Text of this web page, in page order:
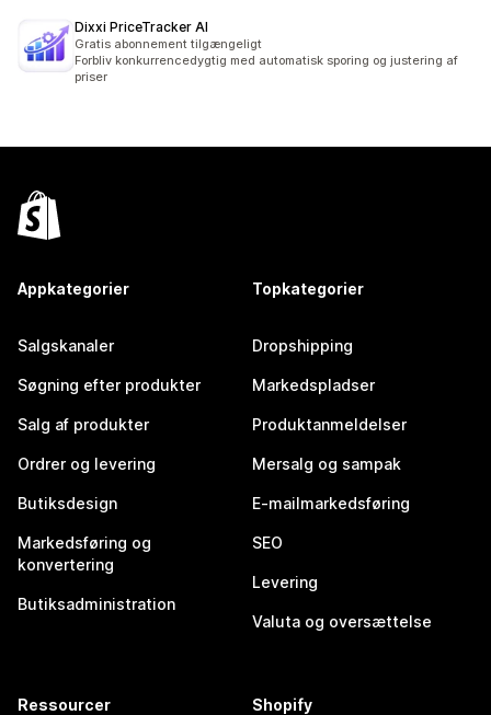
Dixxi PriceTracker AI
Gratis abonnement tilgængeligt
Forbliv konkurrencedygtig med automatisk sporing og justering af
priser
Appkategorier
Salgskanaler
Søgning efter produkter
Salg af produkter
Ordrer og levering
Butiksdesign
Markedsføring og
konvertering
Butiksadministration
Topkategorier
Dropshipping
Markedspladser
Produktanmeldelser
Mersalg og sampak
E-mailmarkedsføring
SEO
Levering
Valuta og oversættelse
Ressourcer Shopify